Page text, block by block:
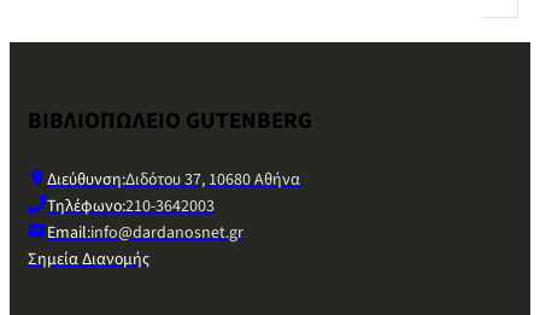
ΒΙΒΛΙΟΠΩΛΕΙΟ GUTENBERG
Διεύθυνση:Διδότου 37, 10680 Αθήνα
Τηλέφωνο:210-3642003
Email:info@dardanosnet.gr
Σημεία Διανομής